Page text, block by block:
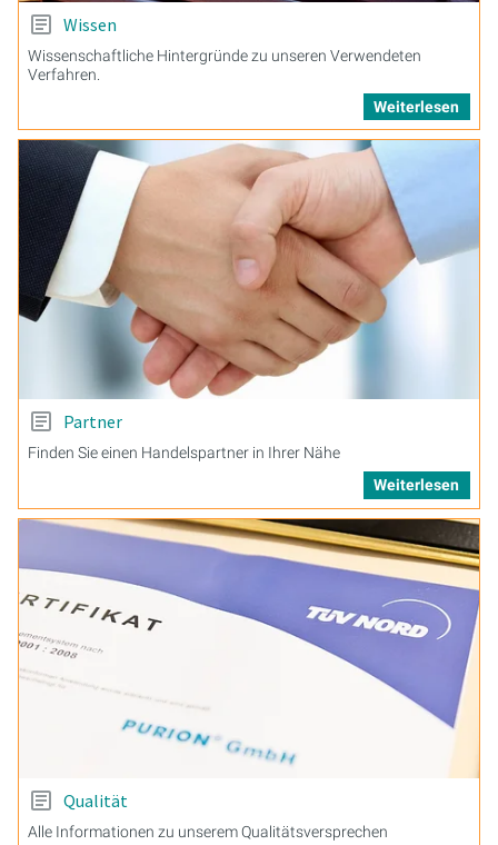
Wissen
Wissenschaftliche Hintergründe zu unseren Verwendeten
Verfahren.
Weiterlesen
Partner
Finden Sie einen Handelspartner in Ihrer Nähe
Weiterlesen
Qualität
Alle Informationen zu unserem Qualitätsversprechen